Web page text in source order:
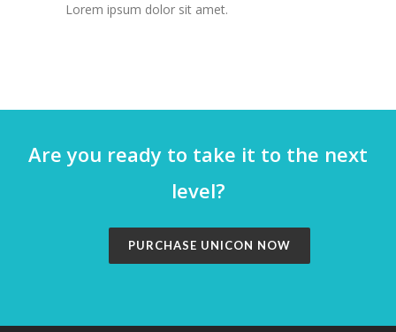
Lorem ipsum dolor sit amet.
Are you ready to take it to the next
level?
PURCHASE UNICON NOW